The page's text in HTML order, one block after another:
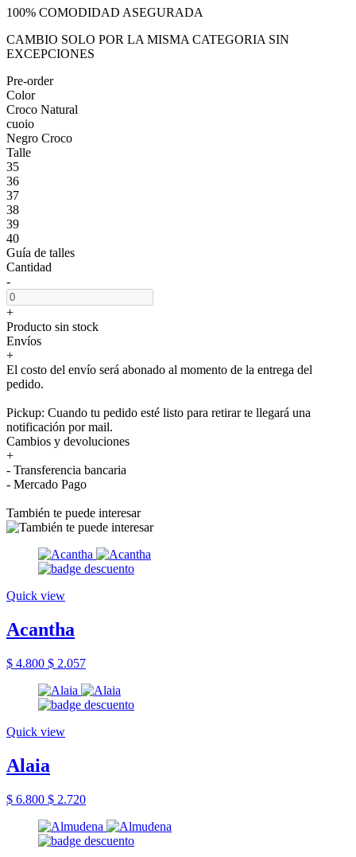
100% COMODIDAD ASEGURADA
CAMBIO SOLO POR LA MISMA CATEGORIA SIN
EXCEPCIONES
Pre-order
Color
Croco Natural
cuoio
Negro Croco
Talle
35
36
37
38
39
40
Guía de talles
Cantidad
-
+
Producto sin stock
Envíos
+
El costo del envío será abonado al momento de la entrega del
pedido.
Pickup: Cuando tu pedido esté listo para retirar te llegará una
notificación por mail.
Cambios y devoluciones
+
- Transferencia bancaria
- Mercado Pago
También te puede interesar
Quick view
Acantha
$ 4.800 $ 2.057
Quick view
Alaia
$ 6.800 $ 2.720